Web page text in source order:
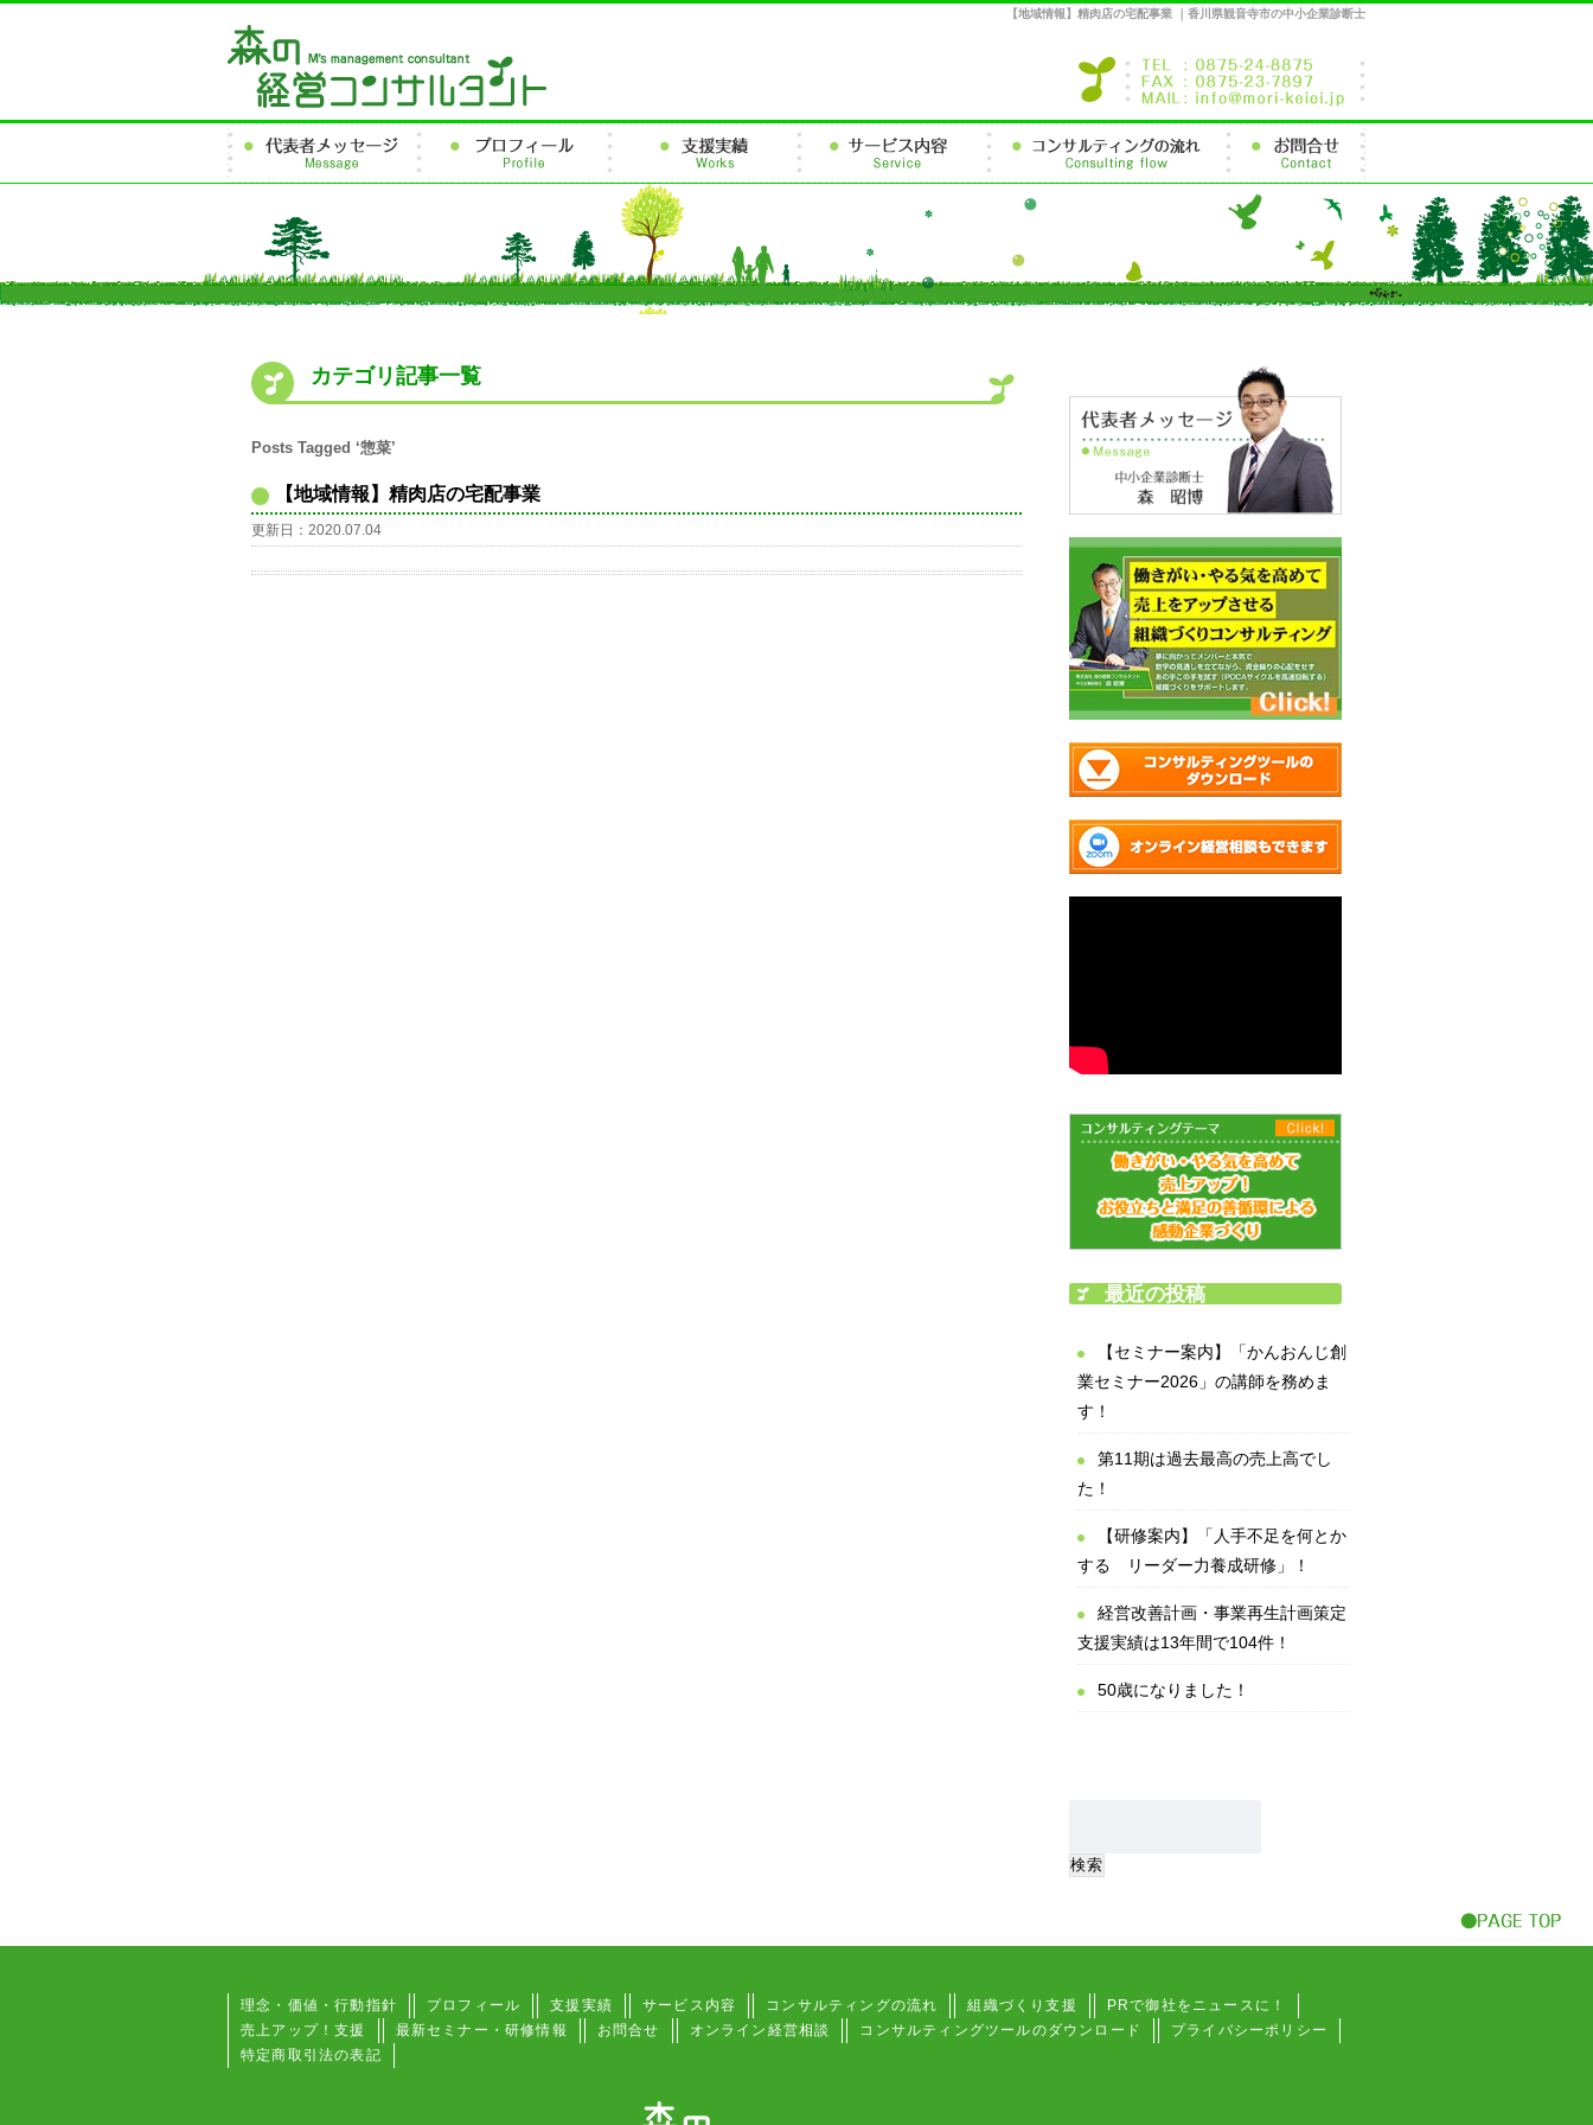
【地域情報】精肉店の宅配事業 ｜香川県観音寺市の中小企業診断士
カテゴリ記事一覧
Posts Tagged ‘惣菜’
【地域情報】精肉店の宅配事業
更新日：2020.07.04
最近の投稿
【セミナー案内】「かんおんじ創
業セミナー2026」の講師を務めま
す！
第11期は過去最高の売上高でし
た！
【研修案内】「人手不足を何とか
する リーダー力養成研修」！
経営改善計画・事業再生計画策定
支援実績は13年間で104件！
50歳になりました！
理念・価値・行動指針 プロフィール 支援実績 サービス内容 コンサルティングの流れ 組織づくり支援
PRで御社をニュースに！
売上アップ！支援
最新セミナー・研修情報 お問合せ オンライン経営相談 コンサルティングツールのダウンロード
プライバシーポリシー
特定商取引法の表記